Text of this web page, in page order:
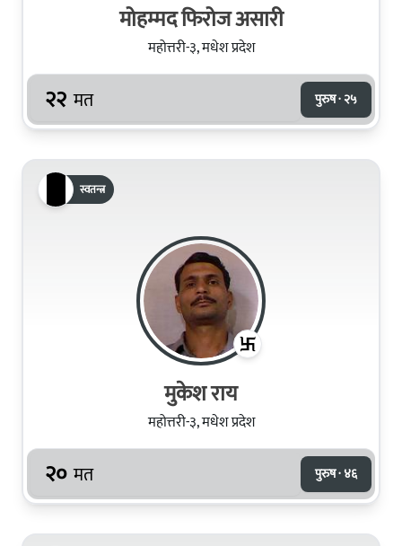
मोहम्मद फिरोज असारी
महोत्तरी-३, मधेश प्रदेश
२२ मत पुरुष · २५
स्वतन्त्र
मुकेश राय
महोत्तरी-३, मधेश प्रदेश
२० मत पुरुष · ४६